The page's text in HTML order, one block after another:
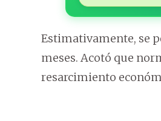
Estimativamente, se
meses. Acotó que
resarcimiento